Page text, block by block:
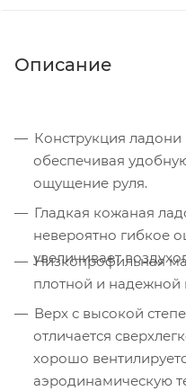
Описание
Конструкция ладони
обеспечивая
ощущение руля.
Гладкая кожаная
невероятно гибкое
увеличивает
Низкопрофильная
плотной и надежной
Верх с высокой
отличается
хорошо
аэродинамическую